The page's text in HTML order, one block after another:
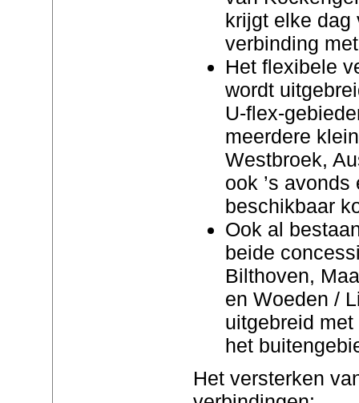
krijgt elke dag
verbinding
Het flexibele
wordt
U-flex-
meerdere
Westbroek,
ook ’s
beschikbaar
Ook al
beide
Bilthoven,
en Woeden /
uitgebreid
het
Het versterken